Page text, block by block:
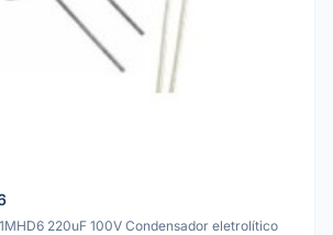
220uF 100V Condensador eletrolítico